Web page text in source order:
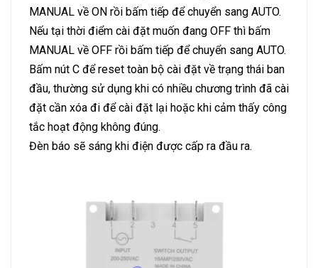
MANUAL về ON rồi bấm tiếp để chuyển sang AUTO.
Nếu tại thời điểm cài đặt muốn đang OFF thì bấm
MANUAL về OFF rồi bấm tiếp để chuyển sang AUTO.
Bấm nút C để reset toàn bộ cài đặt về trạng thái ban
đầu, thường sử dụng khi có nhiều chương trình đã cài
đặt cần xóa đi để cài đặt lại hoặc khi cảm thấy công
tắc hoạt động không đúng.
Đèn báo sẽ sáng khi điện được cấp ra đầu ra.